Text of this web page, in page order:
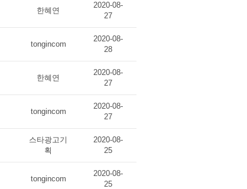
한혜연
2020-08-
27
tongincom
2020-08-
28
한혜연
2020-08-
27
tongincom
2020-08-
27
스타광고기
획
2020-08-
25
tongincom
2020-08-
25